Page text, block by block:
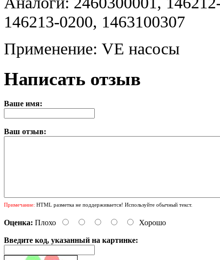
146213-0200, 1463100307
Применение: VE насосы
Написать отзыв
Ваше имя:
Ваш отзыв:
Примечание: HTML разметка не поддерживается! Используйте обычный текст.
Оценка: Плохо Хорошо
Введите код, указанный на картинке: